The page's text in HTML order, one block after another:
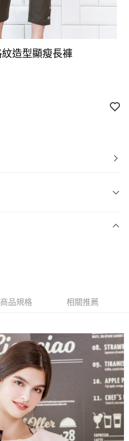
造型顯瘦長褲
上)免運費
上)免運費
商品規格 相關推薦